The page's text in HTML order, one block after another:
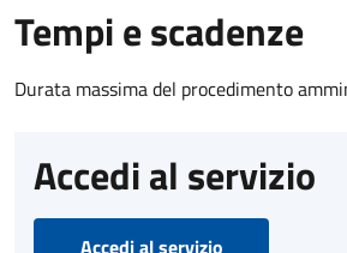
Tempi e scadenze
Durata massima del procedimento
Accedi al servizio
Accedi al servizio